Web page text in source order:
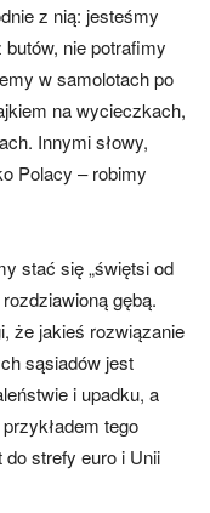
z nią: jesteśmy
butów, nie potrafimy
w samolotach po
na wycieczkach,
Innymi słowy,
Polacy – robimy
stać się „świętsi od
gębą.
że jakieś rozwiązanie
sąsiadów jest
i upadku, a
tego
strefy euro i Unii